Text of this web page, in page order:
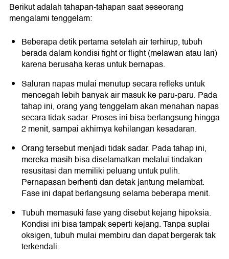
Berikut adalah tahapan-tahapan saat seseorang
mengalami tenggelam:
Beberapa detik pertama setelah air terhirup, tubuh
berada dalam kondisi fight or flight (melawan atau lari)
karena berusaha keras untuk bernapas.
Saluran napas mulai menutup secara refleks untuk
mencegah lebih banyak air masuk ke paru-paru. Pada
tahap ini, orang yang tenggelam akan menahan napas
secara tidak sadar. Proses ini bisa berlangsung hingga
2 menit, sampai akhirnya kehilangan kesadaran.
Orang tersebut menjadi tidak sadar. Pada tahap ini,
mereka masih bisa diselamatkan melalui tindakan
resusitasi dan memiliki peluang untuk pulih.
Pernapasan berhenti dan detak jantung melambat.
Fase ini dapat berlangsung selama beberapa menit.
Tubuh memasuki fase yang disebut kejang hipoksia.
Kondisi ini bisa tampak seperti kejang. Tanpa suplai
oksigen, tubuh mulai membiru dan dapat bergerak tak
terkendali.